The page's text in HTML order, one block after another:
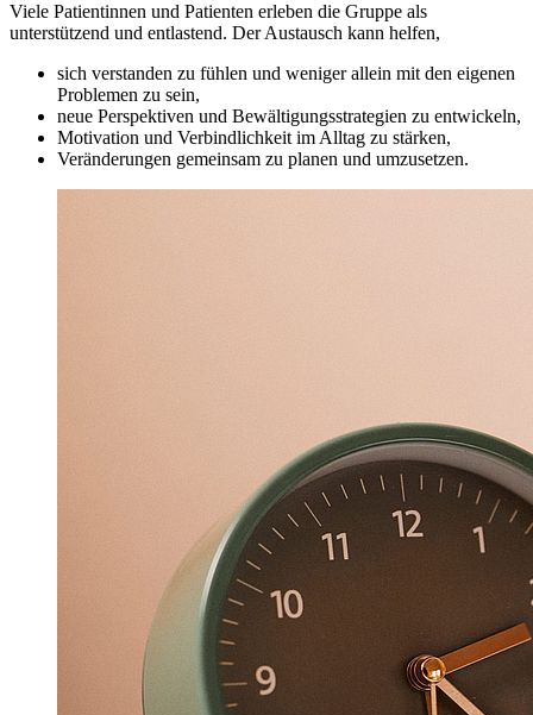
Viele Patientinnen und Patienten erleben die Gruppe als
unterstützend und entlastend. Der Austausch kann helfen,
sich verstanden zu fühlen und weniger allein mit den eigenen
Problemen zu sein,
neue Perspektiven und Bewältigungsstrategien zu entwickeln,
Motivation und Verbindlichkeit im Alltag zu stärken,
Veränderungen gemeinsam zu planen und umzusetzen.